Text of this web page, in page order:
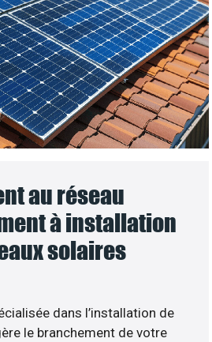
au réseau
à installation
solaires
dans l’installation de
le branchement de votre